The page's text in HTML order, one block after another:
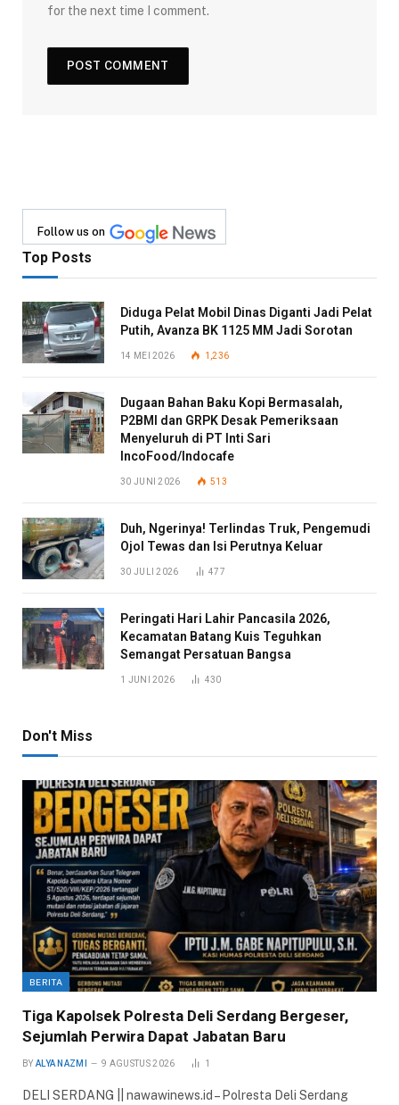
for the next time I comment.
Follow us on
Top Posts
Diduga Pelat Mobil Dinas Diganti Jadi Pelat
Putih, Avanza BK 1125 MM Jadi Sorotan
14 MEI 2026 1,236
Dugaan Bahan Baku Kopi Bermasalah,
P2BMI dan GRPK Desak Pemeriksaan
Menyeluruh di PT Inti Sari
IncoFood/Indocafe
30 JUNI 2026 513
Duh, Ngerinya! Terlindas Truk, Pengemudi
Ojol Tewas dan Isi Perutnya Keluar
30 JULI 2026 477
Peringati Hari Lahir Pancasila 2026,
Kecamatan Batang Kuis Teguhkan
Semangat Persatuan Bangsa
1 JUNI 2026 430
Don't Miss
BERITA
Tiga Kapolsek Polresta Deli Serdang Bergeser,
Sejumlah Perwira Dapat Jabatan Baru
BY ALYA NAZMI 9 AGUSTUS 2026 1
DELI SERDANG || nawawinews.id – Polresta Deli Serdang